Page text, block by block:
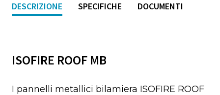
DESCRIZIONE SPECIFICHE DOCUMENTI
ISOFIRE ROOF MB
I pannelli metallici bilamiera ISOFIRE ROOF